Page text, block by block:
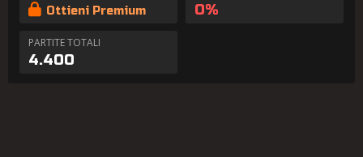
Ottieni Premium
0%
PARTITE TOTALI
4.400